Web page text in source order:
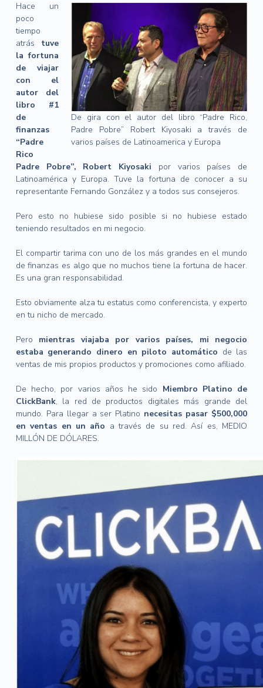
De gira con el autor del libro “Padre Rico,
Padre Pobre” Robert Kiyosaki a través de
varios países de Latinoamerica y Europa
Hace un
poco
tiempo
atrás tuve
la fortuna
de viajar
con el
autor del
libro #1
de
finanzas
“Padre
Rico
Padre Pobre”, Robert Kiyosaki por varios países de
Latinoamérica y Europa. Tuve la fortuna de conocer a su
representante Fernando González y a todos sus consejeros.
Pero esto no hubiese sido posible si no hubiese estado
teniendo resultados en mi negocio.
El compartir tarima con uno de los más grandes en el mundo
de finanzas es algo que no muchos tiene la fortuna de hacer.
Es una gran responsabilidad.
Esto obviamente alza tu estatus como conferencista, y experto
en tu nicho de mercado.
Pero mientras viajaba por varios países, mi negocio
estaba generando dinero en piloto automático de las
ventas de mis propios productos y promociones como afiliado.
De hecho, por varios años he sido Miembro Platino de
ClickBank, la red de productos digitales más grande del
mundo. Para llegar a ser Platino necesitas pasar $500,000
en ventas en un año a través de su red. Así es, MEDIO
MILLÓN DE DÓLARES.